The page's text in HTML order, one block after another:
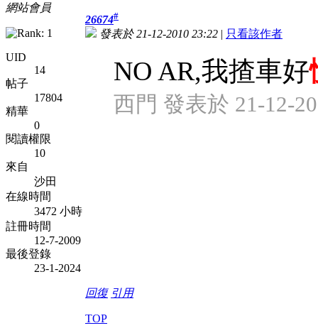
網站會員
UID
14
帖子
17804
精華
0
閱讀權限
10
來自
沙田
在線時間
3472 小時
註冊時間
12-7-2009
最後登錄
23-1-2024
26674#
發表於 21-12-2010 23:22 | 只看該作者
NO AR,我揸車好
西門 發表於 21-12-
回復 引用
TOP